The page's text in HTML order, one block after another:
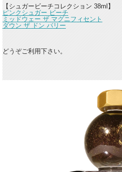
【シュガービーチコレクション 38ml】
ピンクシュガー ビーチ
ミッドウェー ザ マグニフィセント
ダウン ザ ドン バリー
どうぞご利用下さい。